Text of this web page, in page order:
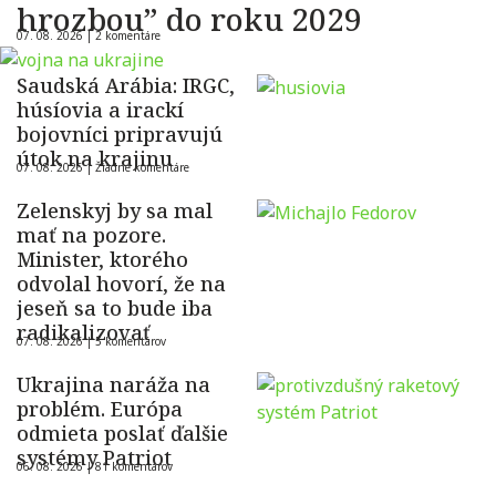
hrozbou” do roku 2029
07. 08. 2026 |2 komentáre
Saudská Arábia: IRGC,
húsíovia a irackí
bojovníci pripravujú
útok na krajinu
07. 08. 2026 |Žiadne komentáre
Zelenskyj by sa mal
mať na pozore.
Minister, ktorého
odvolal hovorí, že na
jeseň sa to bude iba
radikalizovať
07. 08. 2026 |5 komentárov
Ukrajina naráža na
problém. Európa
odmieta poslať ďalšie
systémy Patriot
06. 08. 2026 |81 komentárov